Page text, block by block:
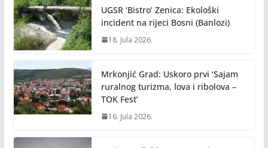
UGSR ‘Bistro’ Zenica: Ekološki
incident na rijeci Bosni (Banlozi)
18. Jula 2026.
Mrkonjić Grad: Uskoro prvi ‘Sajam
ruralnog turizma, lova i ribolova –
TOK Fest’
16. Jula 2026.